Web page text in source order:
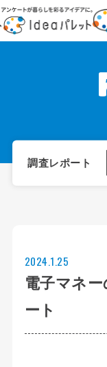
調査レポート
電子マネ
ート
2024.1.25